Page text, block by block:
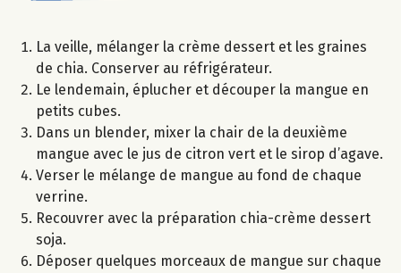
La veille, mélanger la crème dessert et les graines
de chia. Conserver au réfrigérateur.
Le lendemain, éplucher et découper la mangue en
petits cubes.
Dans un blender, mixer la chair de la deuxième
mangue avec le jus de citron vert et le sirop d’agave.
Verser le mélange de mangue au fond de chaque
verrine.
Recouvrer avec la préparation chia-crème dessert
soja.
Déposer quelques morceaux de mangue sur chaque